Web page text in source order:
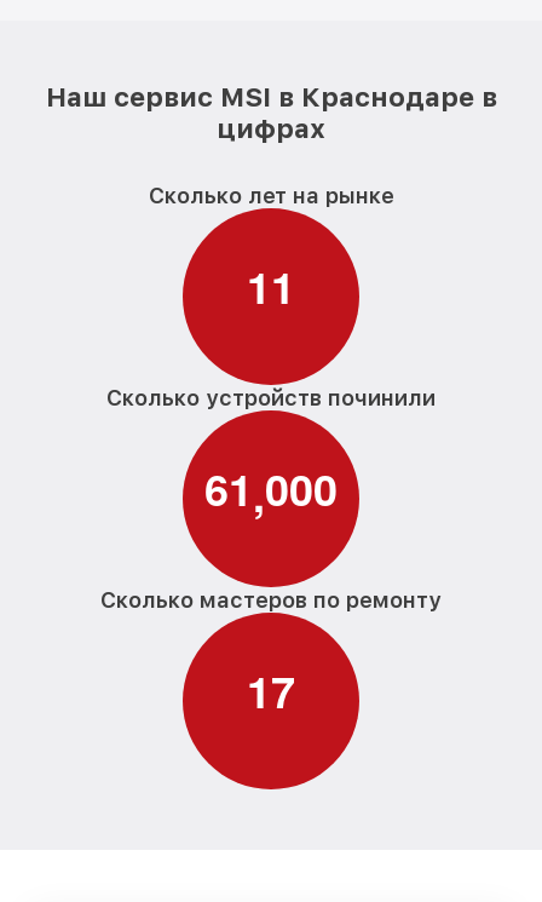
Наш сервис MSI в Краснодаре в
цифрах
Сколько лет на рынке
11
Сколько устройств починили
61,000
Сколько мастеров по ремонту
17